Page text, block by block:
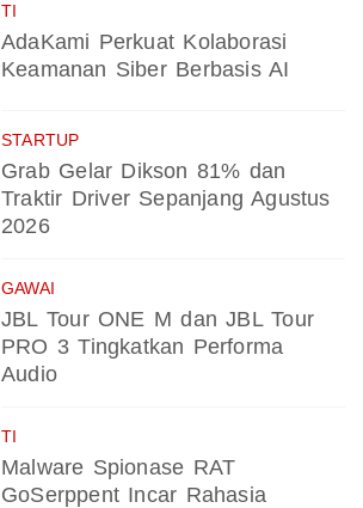
TI
AdaKami Perkuat Kolaborasi
Keamanan Siber Berbasis AI
STARTUP
Grab Gelar Dikson 81% dan
Traktir Driver Sepanjang Agustus
2026
GAWAI
JBL Tour ONE M dan JBL Tour
PRO 3 Tingkatkan Performa
Audio
TI
Malware Spionase RAT
GoSerppent Incar Rahasia